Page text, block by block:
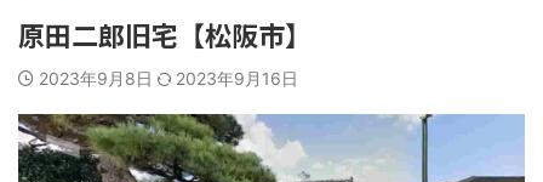
原田二郎旧宅【松阪市】
2023年9月8日 2023年9月16日